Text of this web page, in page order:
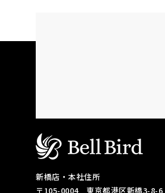
新橋店・本社住所
〒105-0004東京都港区新橋3-8-6